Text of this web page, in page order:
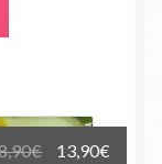
€
Izvirna
13,90€